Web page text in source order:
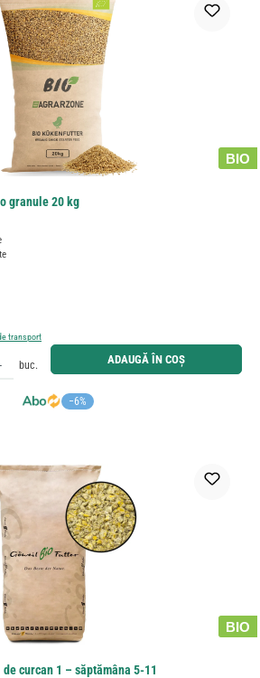
BIO
granule 20 kg
transport
−6%
dorită sau utilizați butoanele pentru a mări sau micșora
buc. ADAUGĂ ÎN COȘ
BIO
curcan 1 – săptămâna 5-11